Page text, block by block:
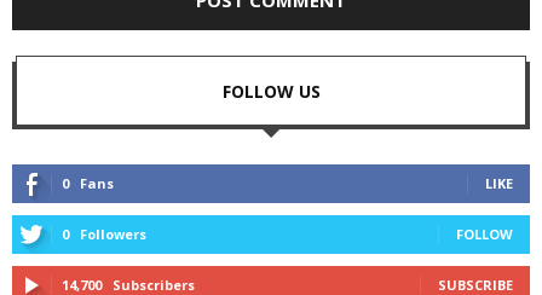
FOLLOW US
0 Fans LIKE
0 Followers FOLLOW
14,700 Subscribers SUBSCRIBE